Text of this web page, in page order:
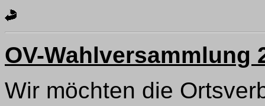
OV-Wahlversammlung
Wir möchten die